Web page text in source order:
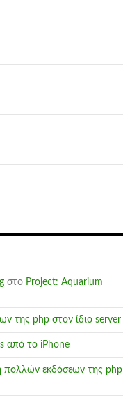
στο Project: Aquarium
της php στον ίδιο server
από το iPhone
πολλών εκδόσεων της php